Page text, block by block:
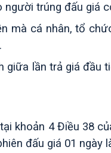
trúng đấu giá
mà cá nhân, tổ
lần trả giá đầu
khoản 4 Điều 38
đấu giá 01 ngày